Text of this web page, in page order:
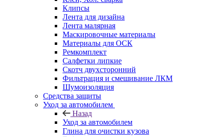
Клипсы
Лента для дизайна
Лента малярная
Маскировочные материалы
Материалы для ОСК
Ремкомплект
Салфетки липкие
Скотч двухсторонний
Фильтрация и смешивание ЛКМ
Шумоизоляция
Средства защиты
Уход за автомобилем
Назад
Уход за автомобилем
Глина для очистки кузова